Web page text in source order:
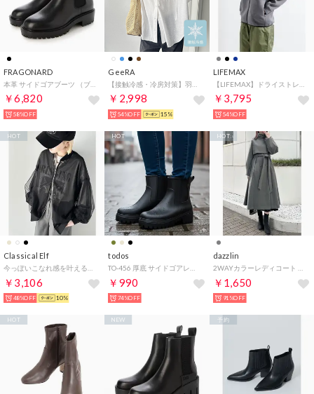
FRAGONARD
￥6,820
58%OFF
GeeRA
￥2,998
54%OFF 15%
LIFEMAX
￥3,795
54%OFF
Classical Elf
￥3,106
HOT
48%OFF 10%
todos
￥990
HOT
74%OFF
dazzlin
￥1,650
HOT
91%OFF
HOT NEW 予約